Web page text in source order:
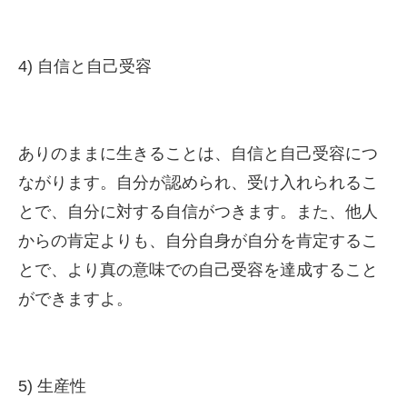
4) 自信と自己受容
ありのままに生きることは、自信と自己受容につ
ながります。自分が認められ、受け入れられるこ
とで、自分に対する自信がつきます。また、他人
からの肯定よりも、自分自身が自分を肯定するこ
とで、より真の意味での自己受容を達成すること
ができますよ。
5) 生産性